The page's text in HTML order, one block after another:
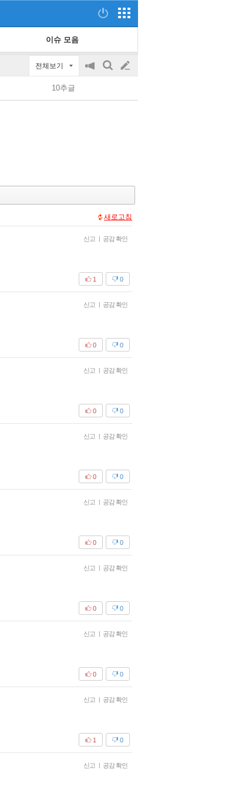
이슈 모음
전체보기
공
on/off
검
글
쓰
10추글
새로고침
신고 | 공감 확인
0
1
신고 | 공감 확인
0
0
신고 | 공감 확인
0
0
신고 | 공감 확인
0
0
신고 | 공감 확인
0
0
신고 | 공감 확인
0
0
신고 | 공감 확인
0
0
신고 | 공감 확인
0
1
신고 | 공감 확인